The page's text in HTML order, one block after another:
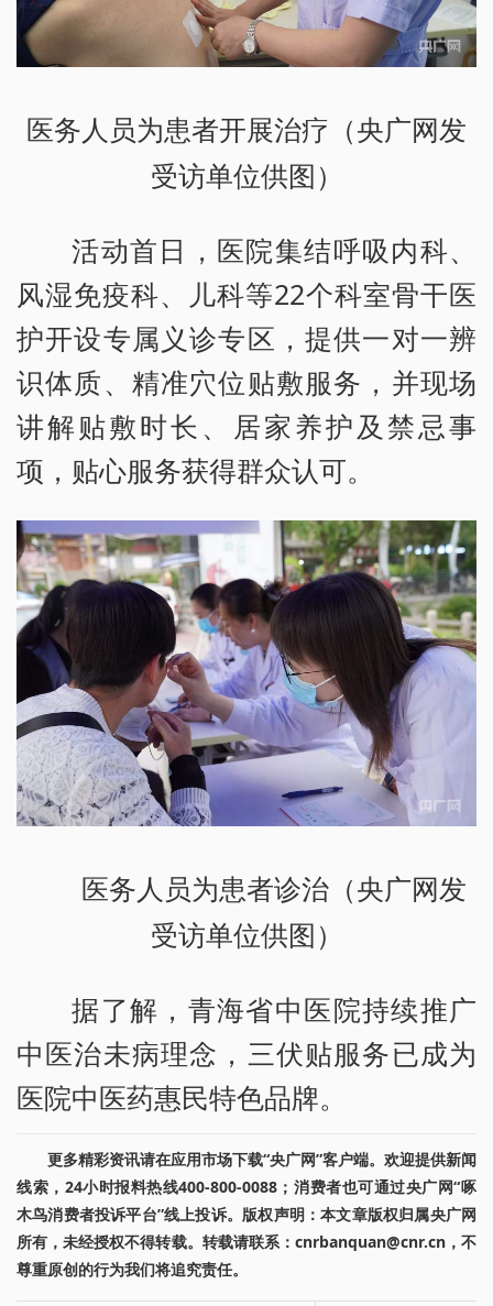
医务人员为患者开展治疗（央广网发
受访单位供图）
活动首日，医院集结呼吸内科、
风湿免疫科、儿科等22个科室骨干医
护开设专属义诊专区，提供一对一辨
识体质、精准穴位贴敷服务，并现场
讲解贴敷时长、居家养护及禁忌事
项，贴心服务获得群众认可。
医务人员为患者诊治（央广网发
受访单位供图）
据了解，青海省中医院持续推广
中医治未病理念，三伏贴服务已成为
医院中医药惠民特色品牌。
更多精彩资讯请在应用市场下载“央广网”客户端。欢迎提供新闻
线索，24小时报料热线400-800-0088；消费者也可通过央广网“啄
木鸟消费者投诉平台”线上投诉。版权声明：本文章版权归属央广网
所有，未经授权不得转载。转载请联系：cnrbanquan@cnr.cn，不
尊重原创的行为我们将追究责任。